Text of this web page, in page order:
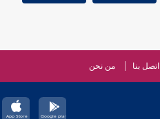
اتصل بنا من نحن